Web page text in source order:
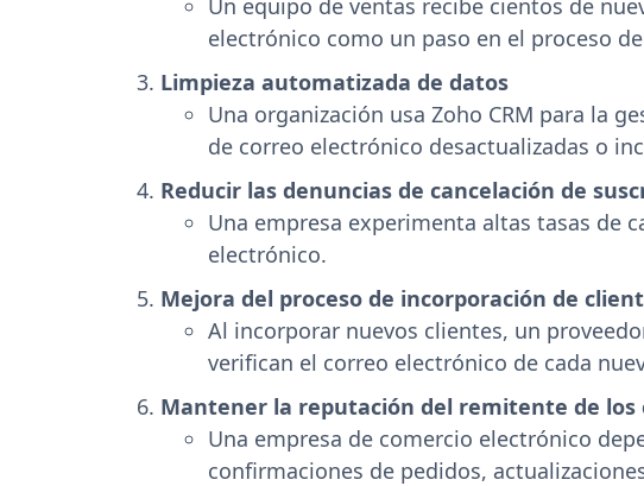
Un equipo de ventas recibe cientos de
electrónico como un paso en el proceso
Limpieza automatizada de datos
Una organización usa Zoho CRM para la
de correo electrónico desactualizadas o
Reducir las denuncias de cancelación de
Una empresa experimenta altas tasas de
electrónico.
Mejora del proceso de incorporación de
Al incorporar nuevos clientes, un
verifican el correo electrónico de cada
Mantener la reputación del remitente de
Una empresa de comercio electrónico
confirmaciones de pedidos,